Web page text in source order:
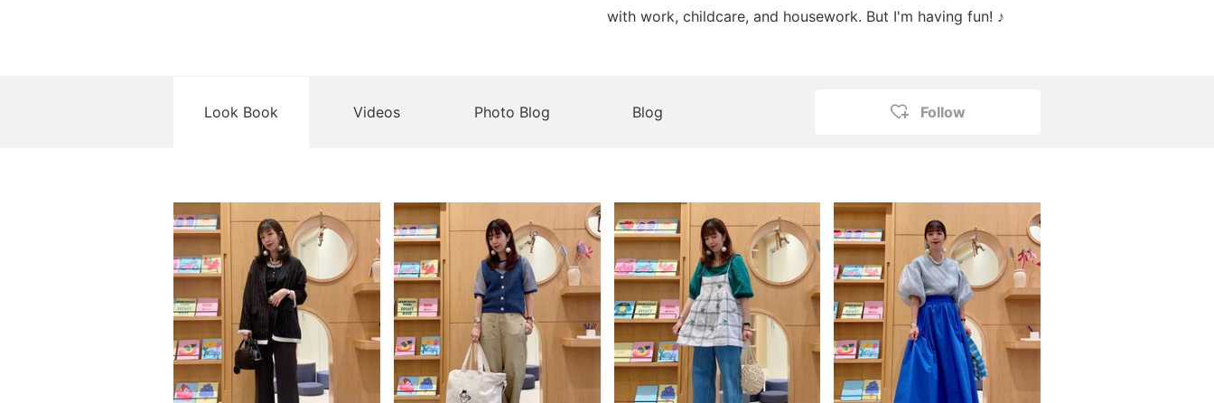
with work, childcare, and housework. But I'm having fun! ♪
Look Book Videos Photo Blog Blog Follow